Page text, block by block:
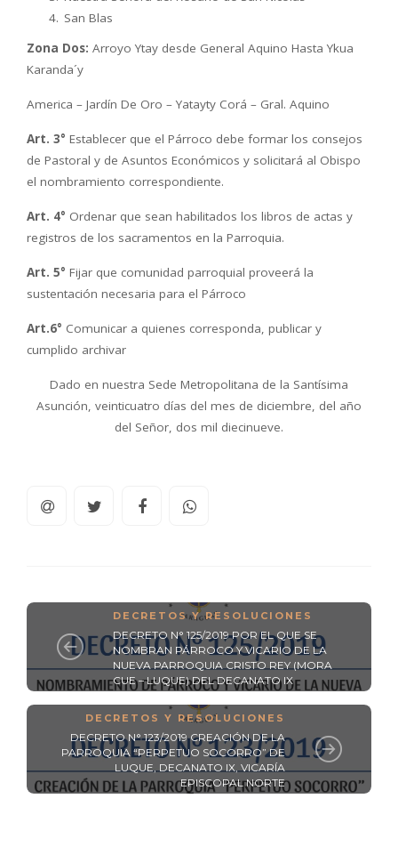
San Blas
Zona Dos: Arroyo Ytay desde General Aquino Hasta Ykua
Karanda´y
America – Jardín De Oro – Yatayty Corá – Gral. Aquino
Art. 3° Establecer que el Párroco debe formar los consejos
de Pastoral y de Asuntos Económicos y solicitará al Obispo
el nombramiento correspondiente.
Art. 4° Ordenar que sean habilitados los libros de actas y
registros de los sacramentos en la Parroquia.
Art. 5° Fijar que comunidad parroquial proveerá la
sustentación necesaria para el Párroco
Art.6° Comunicar a quienes corresponda, publicar y
cumplido archivar
Dado en nuestra Sede Metropolitana de la Santísima
Asunción, veinticuatro días del mes de diciembre, del año
del Señor, dos mil diecinueve.
DECRETOS Y RESOLUCIONES
DECRETO N° 125/2019 POR EL QUE SE
NOMBRAN PÁRROCO Y VICARIO DE LA
NUEVA PARROQUIA CRISTO REY (MORA
CUE – LUQUE) DEL DECANATO IX
DECRETOS Y RESOLUCIONES
DECRETO N° 123/2019 CREACIÓN DE LA
PARROQUIA “PERPETUO SOCORRO” DE
LUQUE, DECANATO IX, VICARÍA
EPISCOPAL NORTE